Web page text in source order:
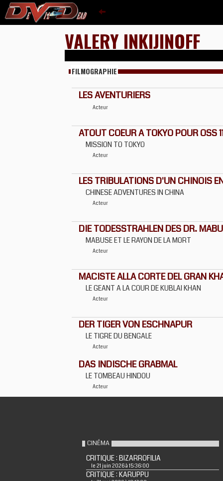
VALERY INKIJINOFF
FILMOGRAPHIE
LES AVENTURIERS
Acteur
ATOUT COEUR A TOKYO POUR OSS
MISSION TO TOKYO
Acteur
LES TRIBULATIONS D'UN CHINOIS
CHINESE ADVENTURES IN CHINA
Acteur
DIE TODESSTRAHLEN DES DR.
MABUSE ET LE RAYON DE LA MORT
Acteur
MACISTE ALLA CORTE DEL GRAN
LE GEANT A LA COUR DE KUBLAI KHAN
Acteur
DER TIGER VON ESCHNAPUR
LE TIGRE DU BENGALE
Acteur
DAS INDISCHE GRABMAL
LE TOMBEAU HINDOU
Acteur
CINÉMA
CRITIQUE : BIZARROFILIA
le 21 juin 2026 à 15:36:00
CRITIQUE : KARUPPU